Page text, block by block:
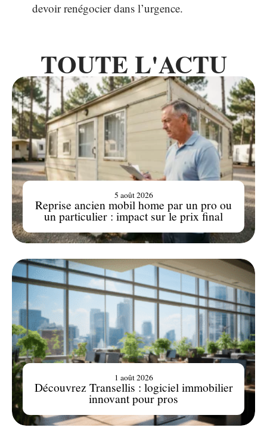
devoir renégocier dans l’urgence.
TOUTE L'ACTU
Reprise ancien mobil home par un pro ou
un particulier : impact sur le prix final
5 août 2026
Découvrez Transellis : logiciel immobilier
innovant pour pros
1 août 2026